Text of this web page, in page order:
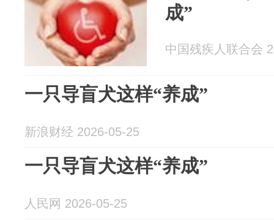
成”
中国残疾人联合会
一只导盲犬这样“养成”
新浪财经 2026-05-25
一只导盲犬这样“养成”
人民网 2026-05-25